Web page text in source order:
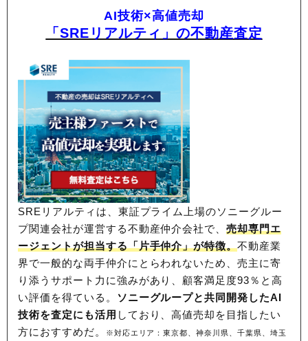
AI技術×高値売却
「SREリアルティ」の不動産査定
SREリアルティは、東証プライム上場のソニーグルー
プ関連会社が運営する不動産仲介会社で、売却専門エ
ージェントが担当する「片手仲介」が特徴。不動産業
界で一般的な両手仲介にとらわれないため、売主に寄
り添うサポート力に強みがあり、顧客満足度93％と高
い評価を得ている。 ソニーグループと共同開発したAI
技術を査定にも活用 しており、高値売却を目指したい
方におすすめだ。
※対応エリア：東京都、神奈川県、千葉県、埼玉